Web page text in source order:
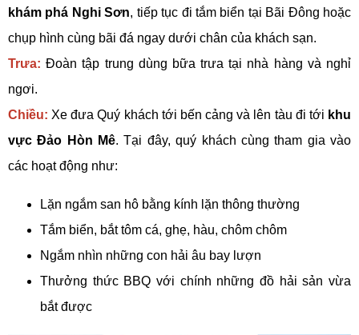
khám phá Nghi Sơn, tiếp tục đi tắm biển tại Bãi Đông hoặc
chụp hình cùng bãi đá ngay dưới chân của khách sạn.
Trưa: Đoàn tập trung dùng bữa trưa tại nhà hàng và nghỉ
ngơi.
Chiều: Xe đưa Quý khách tới bến cảng và lên tàu đi tới khu
vực Đảo Hòn Mê. Tại đây, quý khách cùng tham gia vào
các hoạt động như:
Lặn ngắm san hô bằng kính lặn thông thường
Tắm biển, bắt tôm cá, ghẹ, hàu, chôm chôm
Ngắm nhìn những con hải âu bay lượn
Thưởng thức BBQ với chính những đồ hải sản vừa
bắt được